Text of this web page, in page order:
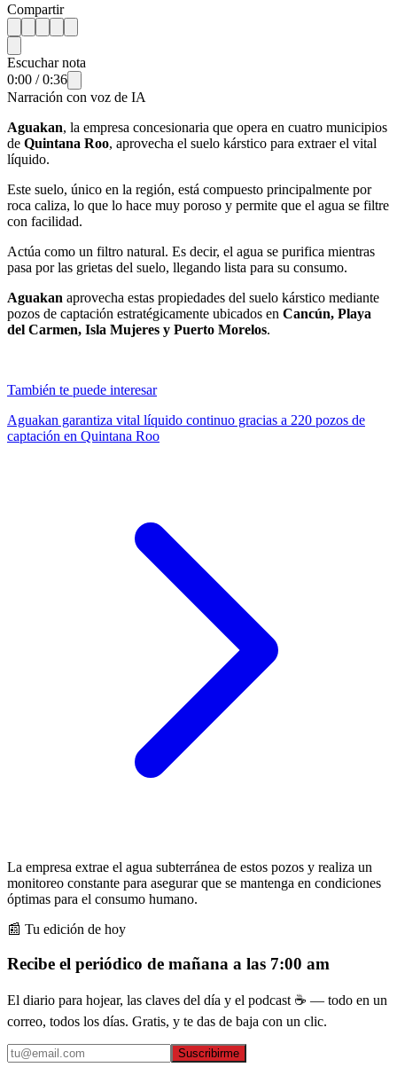
Compartir
Escuchar nota
0:00 /0:36
Narración con voz de IA
Aguakan, la empresa concesionaria que opera en cuatro municipios
de Quintana Roo, aprovecha el suelo kárstico para extraer el vital
líquido.
Este suelo, único en la región, está compuesto principalmente por
roca caliza, lo que lo hace muy poroso y permite que el agua se filtre
con facilidad.
Actúa como un filtro natural. Es decir, el agua se purifica mientras
pasa por las grietas del suelo, llegando lista para su consumo.
Aguakan aprovecha estas propiedades del suelo kárstico mediante
pozos de captación estratégicamente ubicados en Cancún, Playa
del Carmen, Isla Mujeres y Puerto Morelos.
También te puede interesar
Aguakan garantiza vital líquido continuo gracias a 220 pozos de
captación en Quintana Roo
La empresa extrae el agua subterránea de estos pozos y realiza un
monitoreo constante para asegurar que se mantenga en condiciones
óptimas para el consumo humano.
📰 Tu edición de hoy
Recibe el periódico de mañana a las 7:00 am
El diario para hojear, las claves del día y el podcast ☕ — todo en un
correo, todos los días. Gratis, y te das de baja con un clic.
Suscribirme